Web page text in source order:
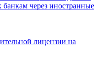
банкам через иностранные
лицензии на